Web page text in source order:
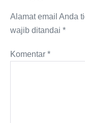
Alamat email Anda
wajib ditandai *
Komentar *